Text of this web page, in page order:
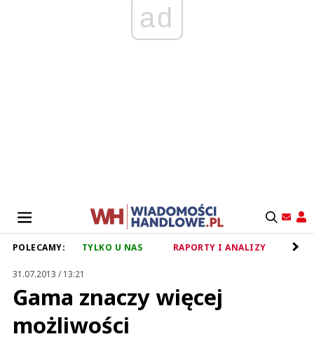
ad
POLECAMY: TYLKO U NAS RAPORTY I ANALIZY
31.07.2013 / 13:21
Gama znaczy więcej
możliwości